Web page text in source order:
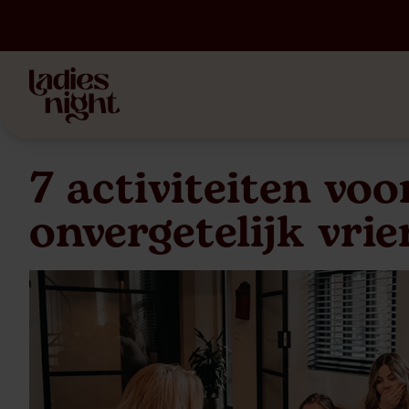
7 activiteiten
onvergetelijk